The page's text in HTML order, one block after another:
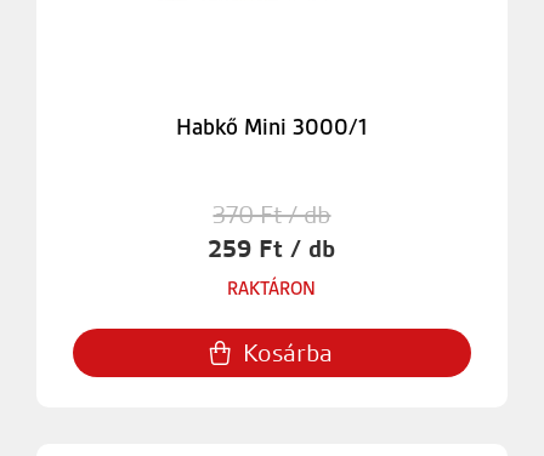
Habkő Mini 3000/1
370 Ft / db
259 Ft / db
RAKTÁRON
Kosárba